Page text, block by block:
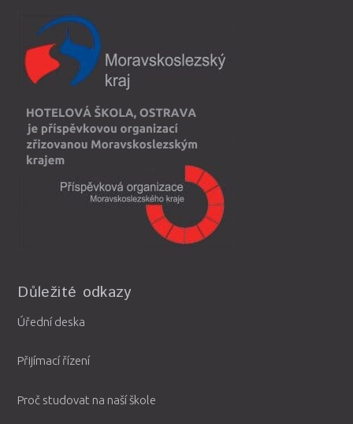
Důležité odkazy
Úřední deska
Přijímací řízení
Proč studovat na naší škole